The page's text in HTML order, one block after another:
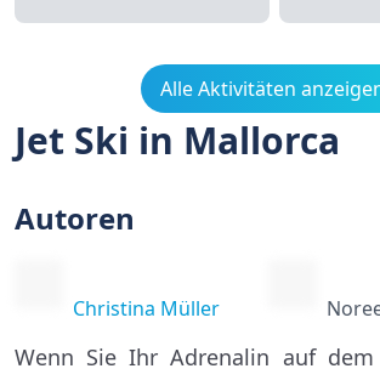
Alle Aktivitäten
Jet Ski in Mallorca
Autoren
Christina Müller
Wenn Sie Ihr Adrenalin auf